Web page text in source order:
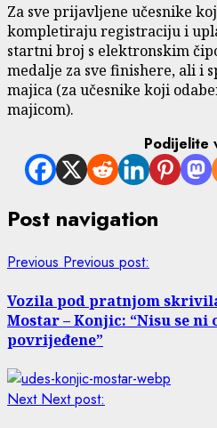
Za sve prijavljene učesnike
kompletiraju registraciju i
startni broj s elektronskim
medalje za sve finishere, ali i
majica (za učesnike koji
majicom).
Podijelite
Post navigation
Previous Previous post:
Vozila pod pratnjom
Mostar – Konjic: “Nisu se
povrijeđene”
Next Next post: